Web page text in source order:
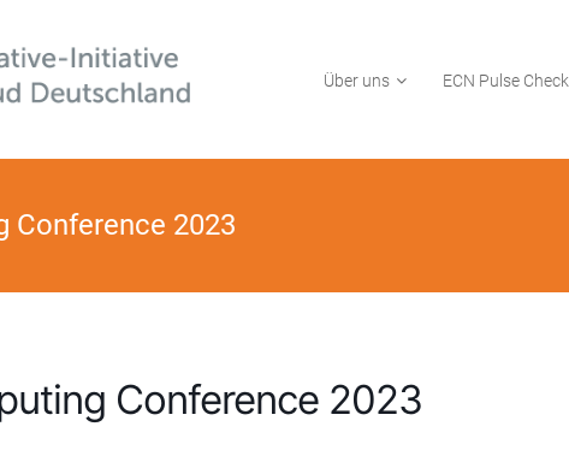
Über uns ECN Pulse Check
Conference 2023
Conference 2023